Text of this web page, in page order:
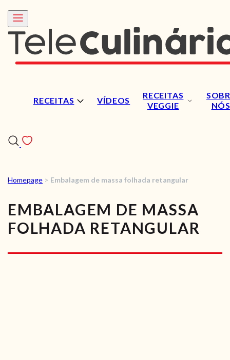
RECEITAS VÍDEOS
RECEITAS
VEGGIE
NÓS
RECEITAS
VÍDEOS
RECEITAS VEGGIE
Homepage > Embalagem de massa folhada retangular
EMBALAGEM DE MASSA
FOLHADA RETANGULAR